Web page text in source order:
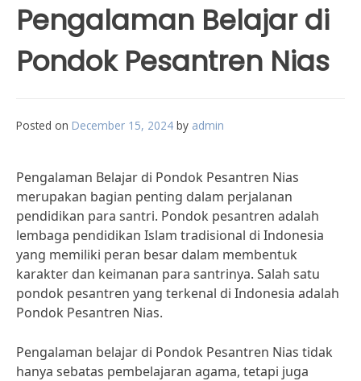
Pengalaman Belajar di
Pondok Pesantren Nias
Posted on December 15, 2024 by admin
Pengalaman Belajar di Pondok Pesantren Nias
merupakan bagian penting dalam perjalanan
pendidikan para santri. Pondok pesantren adalah
lembaga pendidikan Islam tradisional di Indonesia
yang memiliki peran besar dalam membentuk
karakter dan keimanan para santrinya. Salah satu
pondok pesantren yang terkenal di Indonesia adalah
Pondok Pesantren Nias.
Pengalaman belajar di Pondok Pesantren Nias tidak
hanya sebatas pembelajaran agama, tetapi juga